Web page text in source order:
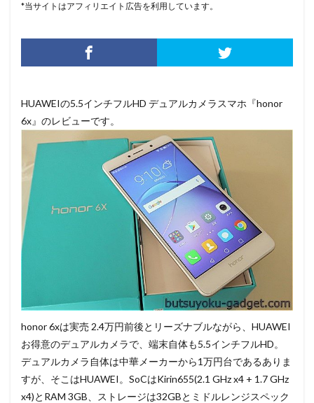
*当サイトはアフィリエイト広告を利用しています。
HUAWEIの5.5インチフルHD デュアルカメラスマホ『honor
6x』のレビューです。
honor 6xは実売 2.4万円前後とリーズナブルながら、HUAWEI
お得意のデュアルカメラで、端末自体も5.5インチフルHD。
デュアルカメラ自体は中華メーカーから1万円台であるありま
すが、そこはHUAWEI。SoCはKirin655(2.1 GHz x4 + 1.7 GHz
x4)とRAM 3GB、ストレージは32GBとミドルレンジスペック